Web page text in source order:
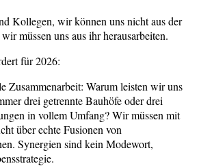
Kollegen, wir können uns nicht aus der
müssen uns aus ihr herausarbeiten.
für 2026:
Zusammenarbeit: Warum leisten wir uns
drei getrennte Bauhöfe oder drei
in vollem Umfang? Wir müssen mit
über echte Fusionen von
Synergien sind kein Modewort,